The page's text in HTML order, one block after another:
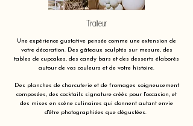
Traiteur
Une expérience gustative pensée comme une extension de
votre décoration. Des gâteaux sculptés sur mesure, des
tables de cupcakes, des candy bars et des desserts élaborés
autour de vos couleurs et de votre histoire.
Des planches de charcuterie et de fromages soigneusement
composées, des cocktails signature créés pour l'occasion, et
des mises en scène culinaires qui donnent autant envie
d'être photographiées que dégustées.